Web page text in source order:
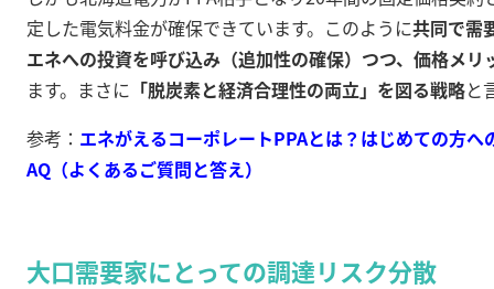
定した電気料金が確保できています。このように共同で需
エネへの投資を呼び込み（追加性の確保）つつ、価格メリ
ます。まさに 「脱炭素と経済合理性の両立」を図る戦略と
参考： エネがえるコーポレートPPAとは？はじめての方へ
AQ（よくあるご質問と答え）
大口需要家にとっての調達リスク分散